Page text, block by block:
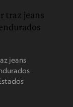
jeans